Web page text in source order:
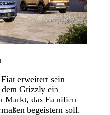
erweitert sein
Grizzly ein
Markt, das Familien
begeistern soll.